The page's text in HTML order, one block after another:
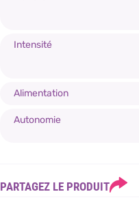
Intensité
Alimentation
Autonomie
PARTAGEZ LE PRODUIT